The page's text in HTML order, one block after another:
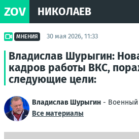
ZOV НИКОЛАЕВ
МНЕНИЯ 30 мая 2026, 11:33
Владислав Шурыгин:
кадров работы ВКС,
следующие цели:
Владислав Шурыгин - Военный
Все материалы